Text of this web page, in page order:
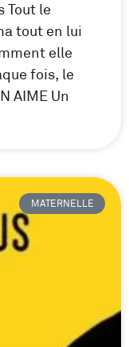
Tout le
tout en lui
elle
fois, le
AIME Un
MATERNELLE